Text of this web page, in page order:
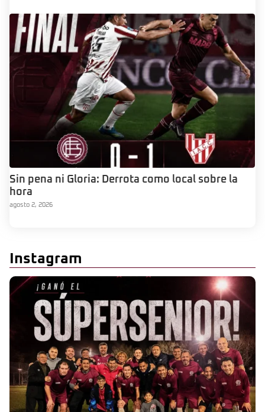
Sin pena ni Gloria: Derrota como local sobre la
hora
agosto 2, 2026
Instagram